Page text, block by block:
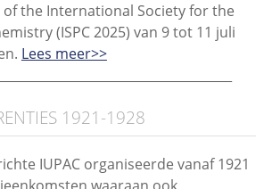
the International Society for the
(ISPC 2025) van 9 tot 11 juli
Lees meer>>
1921-1928
IUPAC organiseerde vanaf 1921